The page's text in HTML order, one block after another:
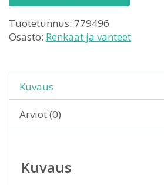
Tuotetunnus: 779496
Osasto: Renkaat ja vanteet
Kuvaus
Arviot (0)
Kuvaus